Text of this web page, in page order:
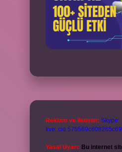
Reklam ve İletişim: Skype:
live:.cid.575569c608265c69
Yasal Uyarı: Bu internet